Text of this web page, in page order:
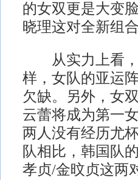
的女双更是大变
晓理这对全新组
从实力上看，
样，女队的亚运
欠缺。另外，女
云蕾将成为第一
两人没有经历尤
队相比，韩国队
孝贞/金旼贞这两